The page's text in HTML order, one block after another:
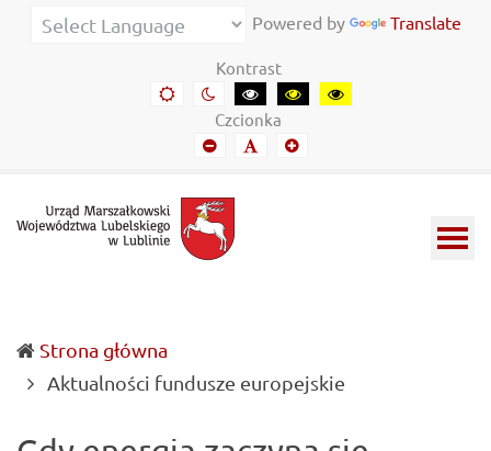
Urząd
Informacje
Lubelszczyźnie
Powered by Translate
Kontrast
Domyślny
kontrast
Kontrast
nocny
Kontrast
czarny-
biały
Kontrast
czarny-
Kontrast
żółto-
Czcionka
Mniejszy
font
Domyślny
font
Mniejszy
Strona główna
Aktualności fundusze europejskie